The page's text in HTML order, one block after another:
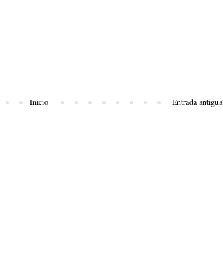
Entrada antigua
Inicio